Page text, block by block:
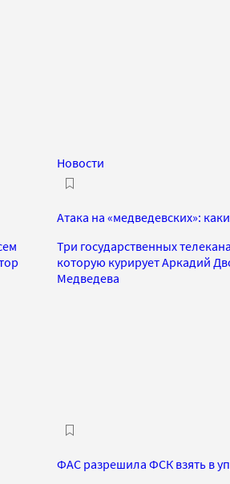
Новости
Атака на «медведевских»:
Три государственных
которую курирует Аркадий
Медведева
ФАС разрешила ФСК взять в